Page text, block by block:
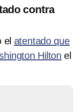
contra
el atentado que
Hilton el